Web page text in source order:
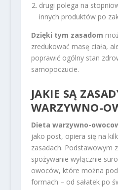
drugi polega na
innych produktów po
Dzięki tym zasadom
zredukować masę ciała,
poprawić ogólny stan
samopoczucie.
JAKIE SĄ
WARZYWNO-
Dieta warzywno-
jako post, opiera się na
zasadach. Podstawowym
spożywanie wyłącznie
owoców, które można
formach – od sałatek po